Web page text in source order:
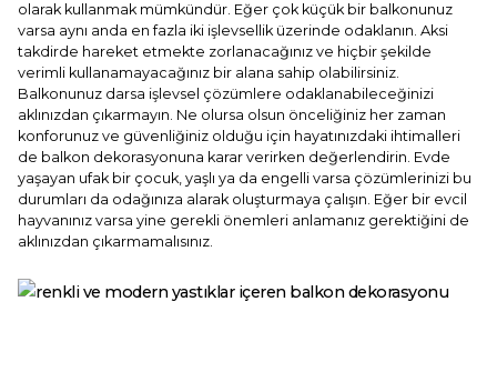
olarak kullanmak mümkündür. Eğer çok küçük bir balkonunuz
varsa aynı anda en fazla iki işlevsellik üzerinde odaklanın. Aksi
takdirde hareket etmekte zorlanacağınız ve hiçbir şekilde
verimli kullanamayacağınız bir alana sahip olabilirsiniz.
Balkonunuz darsa işlevsel çözümlere odaklanabileceğinizi
aklınızdan çıkarmayın. Ne olursa olsun önceliğiniz her zaman
konforunuz ve güvenliğiniz olduğu için hayatınızdaki ihtimalleri
de balkon dekorasyonuna karar verirken değerlendirin. Evde
yaşayan ufak bir çocuk, yaşlı ya da engelli varsa çözümlerinizi bu
durumları da odağınıza alarak oluşturmaya çalışın. Eğer bir evcil
hayvanınız varsa yine gerekli önemleri anlamanız gerektiğini de
aklınızdan çıkarmamalısınız.